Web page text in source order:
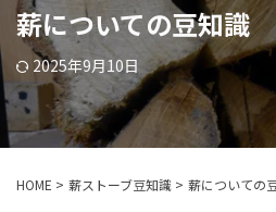
薪についての豆知識
2025年9月10日
HOME > 薪ストーブ豆知識 > 薪についての